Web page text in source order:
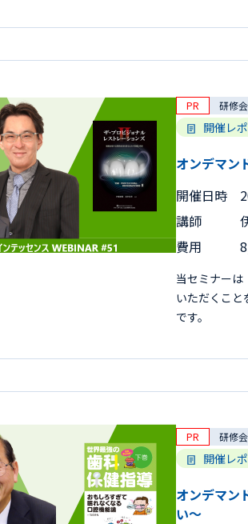
PR 研修会
開催レ
オンデマン
開催日時
講師
費用
当セミナーは
いただくこ
です。
PR 研修会
開催レ
オンデマン
い～